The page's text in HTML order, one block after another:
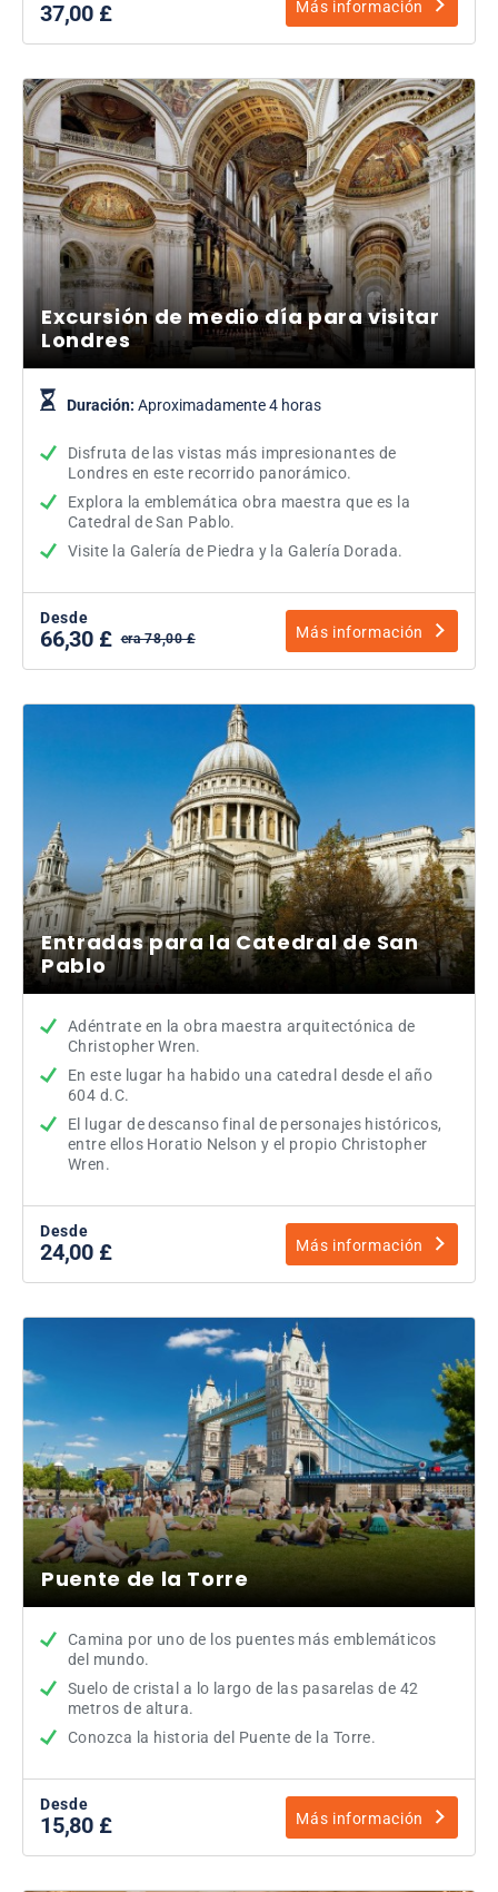
37,00 £ Más información
Excursión de medio día para visitar
Londres
Duración: Aproximadamente 4 horas
Disfruta de las vistas más impresionantes de
Londres en este recorrido panorámico.
Explora la emblemática obra maestra que es la
Catedral de San Pablo.
Visite la Galería de Piedra y la Galería Dorada.
Desde
66,30 £ era 78,00 £ Más información
Entradas para la Catedral de San
Pablo
Adéntrate en la obra maestra arquitectónica de
Christopher Wren.
En este lugar ha habido una catedral desde el año
604 d.C.
El lugar de descanso final de personajes históricos,
entre ellos Horatio Nelson y el propio Christopher
Wren.
Desde
24,00 £ Más información
Puente de la Torre
Camina por uno de los puentes más emblemáticos
del mundo.
Suelo de cristal a lo largo de las pasarelas de 42
metros de altura.
Conozca la historia del Puente de la Torre.
Desde
15,80 £ Más información